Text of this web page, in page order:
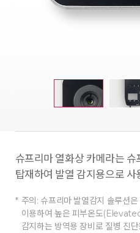
슈프리마 열화상 카메라는 슈
탑재하여 발열 감지용으로 사
주의: 슈프리마 발열감지 솔루션
이용하여 높은 피부온도
감지하는 방역용 장비로 질병 진